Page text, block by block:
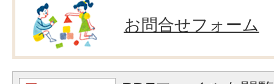
お問合せフォーム